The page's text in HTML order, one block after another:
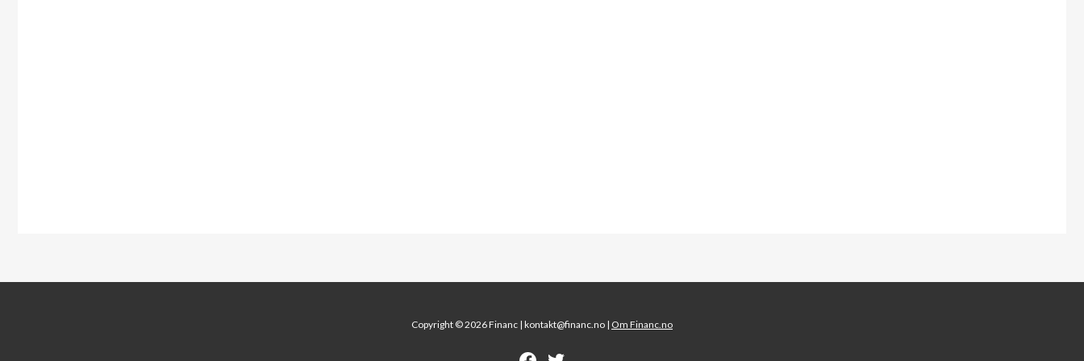
Copyright © 2026 Financ | kontakt@financ.no | Om Financ.no